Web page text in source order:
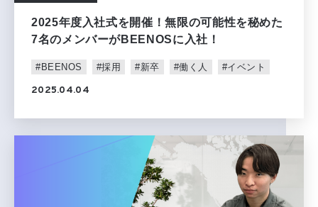
2025年度入社式を開催！無限の可能性を秘めた
7名のメンバーがBEENOSに入社！
#BEENOS #採用 #新卒 #働く人 #イベント
2025.04.04